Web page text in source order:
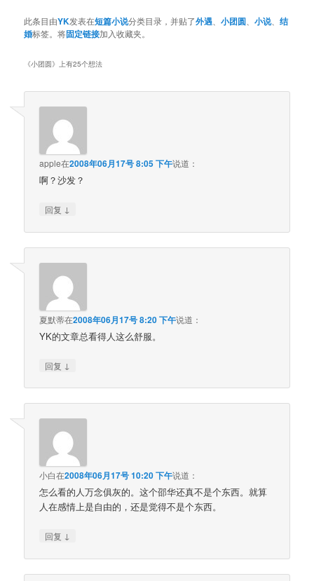
此条目由YK发表在短篇小说分类目录，并贴了外遇 、小团圆 、小说、结
婚标签。将固定链接加入收藏夹。
《小团圆》上有25个想法
apple在2008年06月17号 8:05 下午说道：
啊？沙发？
回复 ↓
夏默蒂在2008年06月17号 8:20 下午说道：
YK的文章总看得人这么舒服。
回复 ↓
小白在2008年06月17号 10:20 下午说道：
怎么看的人万念俱灰的。这个邵华还真不是个东西。就算
人在感情上是自由的，还是觉得不是个东西。
回复 ↓